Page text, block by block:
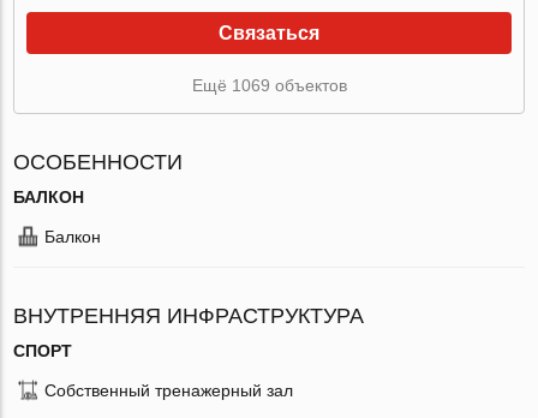
Связаться
Ещё 1069 объектов
ОСОБЕННОСТИ
БАЛКОН
Балкон
ВНУТРЕННЯЯ ИНФРАСТРУКТУРА
СПОРТ
Собственный тренажерный зал